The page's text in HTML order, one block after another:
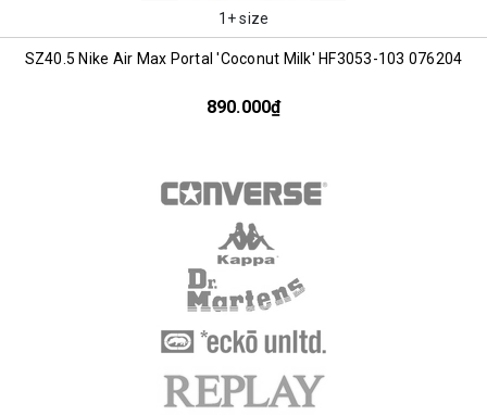
1+ size
SZ40.5 Nike Air Max Portal 'Coconut Milk' HF3053-103 076204
890.000₫